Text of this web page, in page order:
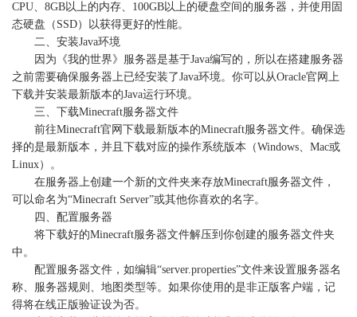
CPU、8GB以上的内存、100GB以上的硬盘空间的服务器，并使用固
态硬盘（SSD）以获得更好的性能。
二、安装Java环境
因为《我的世界》服务器是基于Java编写的，所以在搭建服务器
之前需要确保服务器上已经安装了Java环境。你可以从Oracle官网上
下载并安装最新版本的Java运行环境。
三、下载Minecraft服务器文件
前往Minecraft官网下载最新版本的Minecraft服务器文件。确保选
择的是最新版本，并且下载对应的操作系统版本（Windows、Mac或
Linux）。
在服务器上创建一个新的文件夹来存放Minecraft服务器文件，
可以命名为“Minecraft Server”或其他你喜欢的名字。
四、配置服务器
将下载好的Minecraft服务器文件解压到你创建的服务器文件夹
中。
配置服务器文件，如编辑“server.properties”文件来设置服务器名
称、服务器规则、地图类型等。如果你使用的是非正版客户端，记
得将在线正版验证设为否。